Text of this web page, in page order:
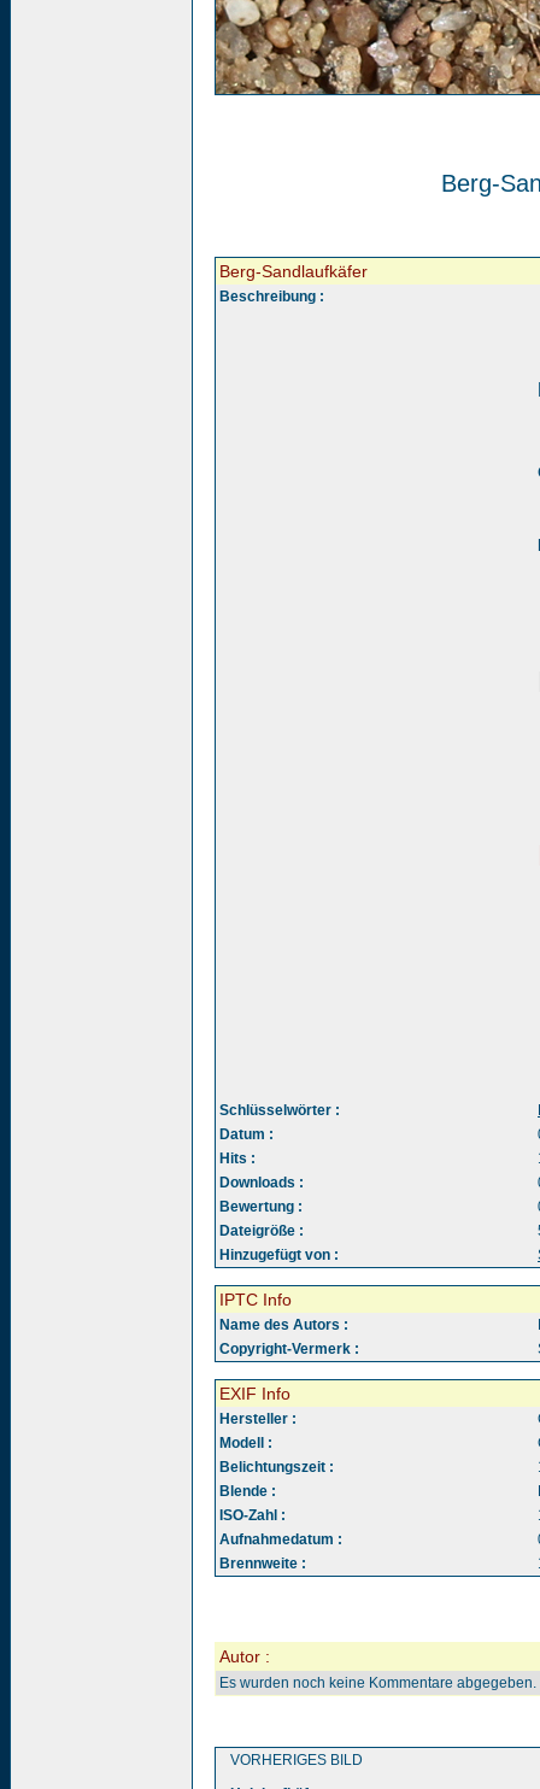
Berg-
Berg-Sandlaufkäfer
Beschreibung :
Schlüsselwörter :
Datum :
Hits :
Downloads :
Bewertung :
Dateigröße :
Hinzugefügt von :
IPTC Info
Name des Autors :
Copyright-Vermerk :
EXIF Info
Hersteller :
Modell :
Belichtungszeit :
Blende :
ISO-Zahl :
Aufnahmedatum :
Brennweite :
Autor :
Es wurden noch keine Kommentare abgegeben.
VORHERIGES BILD